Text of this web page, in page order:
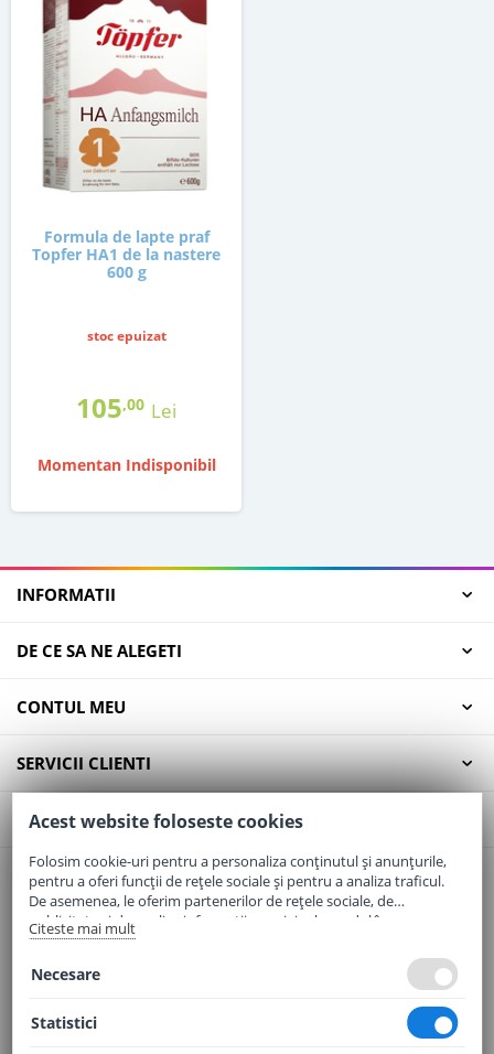
Formula de lapte praf
Topfer HA1 de la nastere
600 g
stoc epuizat
105,00 Lei
Momentan Indisponibil
INFORMATII
DE CE SA NE ALEGETI
CONTUL MEU
SERVICII CLIENTI
CONTACT
Email:office@elaptepraf.ro
Telefon:0745-964-449
Adresa:Sos. Borsului, Nr. 20, Oradea, Jud. Bihor
Acest website foloseste cookies
Folosim cookie-uri pentru a personaliza conținutul și anunțurile,
pentru a oferi funcții de rețele sociale și pentru a analiza traficul.
De asemenea, le oferim partenerilor de rețele sociale, de
publicitate și de analize informații cu privire la modul în care
folosiți site-ul nostru. Aceștia le pot combina cu alte informații
Citeste mai mult
Necesare
Statistici